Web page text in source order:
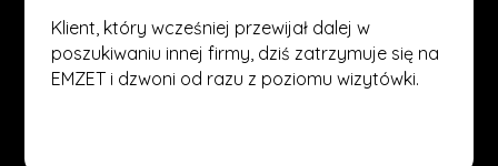
Klient, który wcześniej przewijał dalej w
poszukiwaniu innej firmy, dziś zatrzymuje się na
EMZET i dzwoni od razu z poziomu wizytówki.